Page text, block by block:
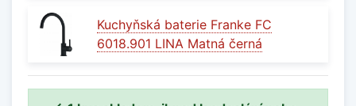
Kuchyňská baterie Franke FC
6018.901 LINA Matná černá